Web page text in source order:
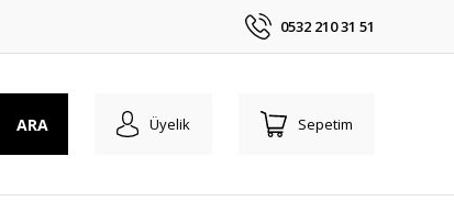
0532 210 31 51
ARA Üyelik Sepetim